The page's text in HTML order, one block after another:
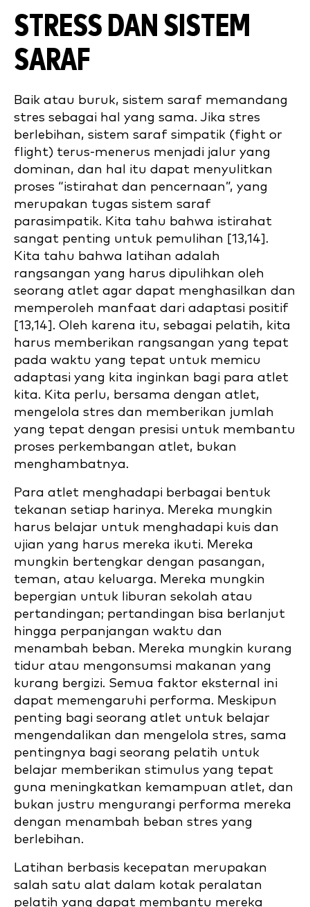
STRESS DAN SISTEM
SARAF
Baik atau buruk, sistem saraf memandang
stres sebagai hal yang sama. Jika stres
berlebihan, sistem saraf simpatik (fight or
flight) terus-menerus menjadi jalur yang
dominan, dan hal itu dapat menyulitkan
proses “istirahat dan pencernaan”, yang
merupakan tugas sistem saraf
parasimpatik. Kita tahu bahwa istirahat
sangat penting untuk pemulihan [13,14].
Kita tahu bahwa latihan adalah
rangsangan yang harus dipulihkan oleh
seorang atlet agar dapat menghasilkan dan
memperoleh manfaat dari adaptasi positif
[13,14]. Oleh karena itu, sebagai pelatih, kita
harus memberikan rangsangan yang tepat
pada waktu yang tepat untuk memicu
adaptasi yang kita inginkan bagi para atlet
kita. Kita perlu, bersama dengan atlet,
mengelola stres dan memberikan jumlah
yang tepat dengan presisi untuk membantu
proses perkembangan atlet, bukan
menghambatnya.
Para atlet menghadapi berbagai bentuk
tekanan setiap harinya. Mereka mungkin
harus belajar untuk menghadapi kuis dan
ujian yang harus mereka ikuti. Mereka
mungkin bertengkar dengan pasangan,
teman, atau keluarga. Mereka mungkin
bepergian untuk liburan sekolah atau
pertandingan; pertandingan bisa berlanjut
hingga perpanjangan waktu dan
menambah beban. Mereka mungkin kurang
tidur atau mengonsumsi makanan yang
kurang bergizi. Semua faktor eksternal ini
dapat memengaruhi performa. Meskipun
penting bagi seorang atlet untuk belajar
mengendalikan dan mengelola stres, sama
pentingnya bagi seorang pelatih untuk
belajar memberikan stimulus yang tepat
guna meningkatkan kemampuan atlet, dan
bukan justru mengurangi performa mereka
dengan menambah beban stres yang
berlebihan.
Latihan berbasis kecepatan merupakan
salah satu alat dalam kotak peralatan
pelatih yang dapat membantu mereka